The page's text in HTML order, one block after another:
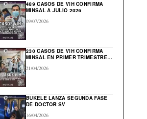
489 CASOS DE VIH CONFIRMA
MINSAL A JULIO 2026
09/07/2026
230 CASOS DE VIH CONFIRMA
MINSAL EN PRIMER TRIMESTRE
21/04/2026
BUKELE LANZA SEGUNDA FASE
DE DOCTOR SV
16/04/2026